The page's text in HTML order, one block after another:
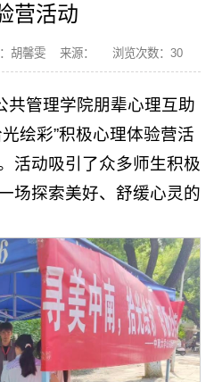
营活动
胡馨雯 来源： 浏览次数： 30
共管理学院朋辈心理互助
绘彩”积极心理体验营活
活动吸引了众多师生积极
场探索美好、舒缓心灵的